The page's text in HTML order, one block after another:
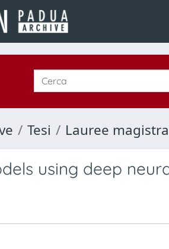
Tesi Lauree
using deep